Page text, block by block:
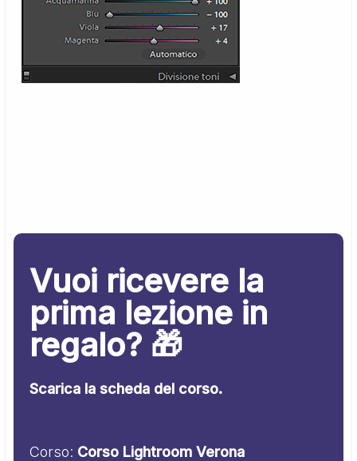
Vuoi ricevere la
prima lezione in
regalo? 🎁
Scarica la scheda del corso.
Corso: Corso Lightroom Verona